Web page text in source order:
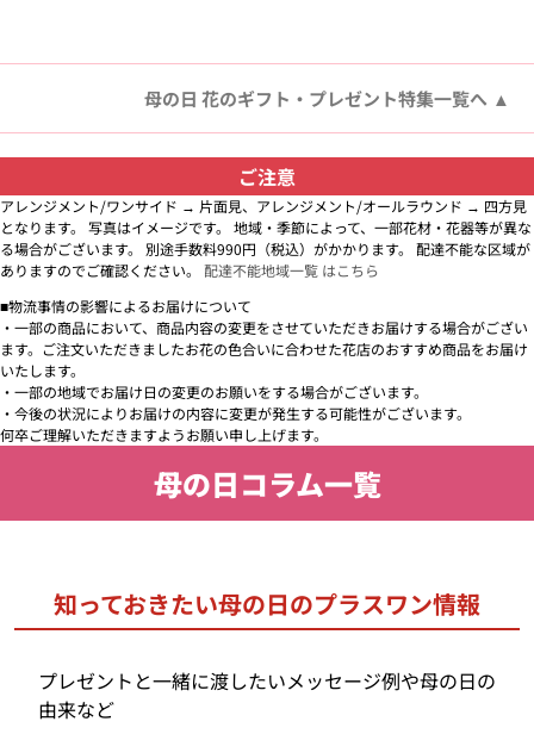
母の日 花のギフト・プレゼント特集一覧へ
ご注意
アレンジメント/ワンサイド → 片面見、アレンジメント/オールラウンド → 四方見
となります。 写真はイメージです。 地域・季節によって、一部花材・花器等が異な
る場合がございます。 別途手数料990円（税込）がかかります。 配達不能な区域が
ありますのでご確認ください。 配達不能地域一覧 はこちら
■物流事情の影響によるお届けについて
・一部の商品において、商品内容の変更をさせていただきお届けする場合がござい
ます。ご注文いただきましたお花の色合いに合わせた花店のおすすめ商品をお届け
いたします。
・一部の地域でお届け日の変更のお願いをする場合がございます。
・今後の状況によりお届けの内容に変更が発生する可能性がございます。
何卒ご理解いただきますようお願い申し上げます。
母の日コラム一覧
知っておきたい母の日のプラスワン情報
プレゼントと一緒に渡したいメッセージ例や母の日の
由来など